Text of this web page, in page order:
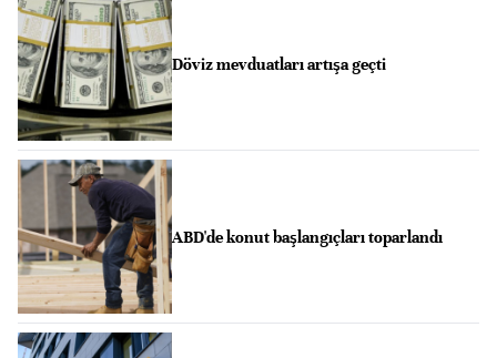
Döviz mevduatları artışa geçti
ABD'de konut başlangıçları toparlandı